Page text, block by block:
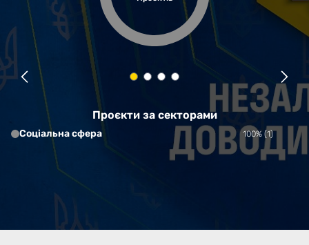
Проєкти за секторами
Соціальна сфера 100% (1)